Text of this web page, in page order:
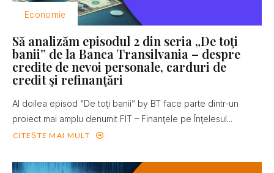
Economie
Să analizăm episodul 2 din seria „De toţi
banii” de la Banca Transilvania – despre
credite de nevoi personale, carduri de
credit şi refinanţări
Al doilea episod “De toţi banii” by BT face parte dintr-un
proiect mai amplu denumit FIT – Finanţele pe Înţelesul...
CITEȘTE MAI MULT